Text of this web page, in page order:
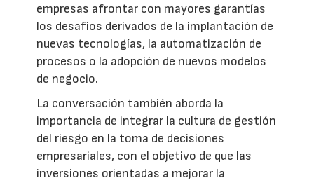
empresas afrontar con mayores garantías
los desafíos derivados de la implantación de
nuevas tecnologías, la automatización de
procesos o la adopción de nuevos modelos
de negocio.
La conversación también aborda la
importancia de integrar la cultura de gestión
del riesgo en la toma de decisiones
empresariales, con el objetivo de que las
inversiones orientadas a mejorar la